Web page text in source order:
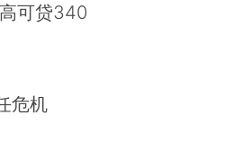
可贷340
危机